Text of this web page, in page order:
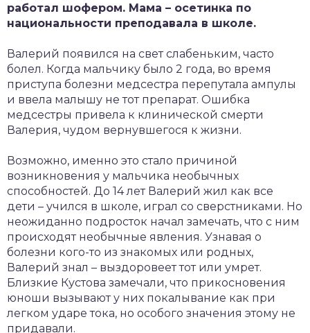
работал шофером. Мама – осетинка по
национальности преподавала в школе.
Валерий появился на свет слабеньким, часто
болел. Когда мальчику было 2 года, во время
приступа болезни медсестра перепутала ампулы
и ввела малышу не тот препарат. Ошибка
медсестры привела к клинической смерти
Валерия, чудом вернувшегося к жизни.
Возможно, именно это стало причиной
возникновения у мальчика необычных
способностей. До 14 лет Валерий жил как все
дети – учился в школе, играл со сверстниками. Но
неожиданно подросток начал замечать, что с ним
происходят необычные явления. Узнавая о
болезни кого-то из знакомых или родных,
Валерий знал – выздоровеет тот или умрет.
Близкие Кустова замечали, что прикосновения
юноши вызывают у них покалывание как при
легком ударе тока, но особого значения этому не
придавали.